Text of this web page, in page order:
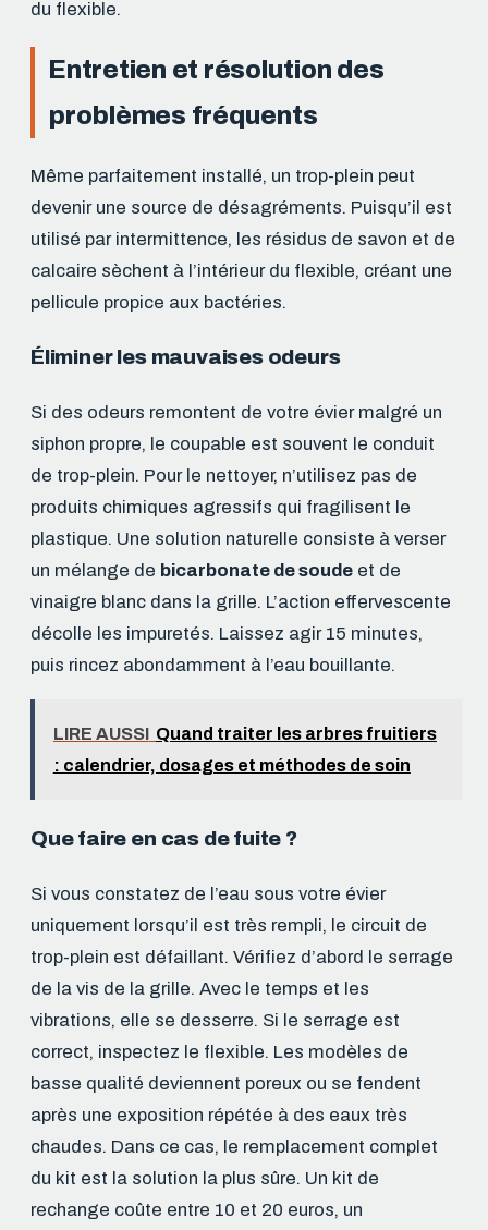
du flexible.
Entretien et résolution des
problèmes fréquents
Même parfaitement installé, un trop-plein peut
devenir une source de désagréments. Puisqu’il est
utilisé par intermittence, les résidus de savon et de
calcaire sèchent à l’intérieur du flexible, créant une
pellicule propice aux bactéries.
Éliminer les mauvaises odeurs
Si des odeurs remontent de votre évier malgré un
siphon propre, le coupable est souvent le conduit
de trop-plein. Pour le nettoyer, n’utilisez pas de
produits chimiques agressifs qui fragilisent le
plastique. Une solution naturelle consiste à verser
un mélange de bicarbonate de soude et de
vinaigre blanc dans la grille. L’action effervescente
décolle les impuretés. Laissez agir 15 minutes,
puis rincez abondamment à l’eau bouillante.
LIRE AUSSI Quand traiter les arbres fruitiers
: calendrier, dosages et méthodes de soin
Que faire en cas de fuite ?
Si vous constatez de l’eau sous votre évier
uniquement lorsqu’il est très rempli, le circuit de
trop-plein est défaillant. Vérifiez d’abord le serrage
de la vis de la grille. Avec le temps et les
vibrations, elle se desserre. Si le serrage est
correct, inspectez le flexible. Les modèles de
basse qualité deviennent poreux ou se fendent
après une exposition répétée à des eaux très
chaudes. Dans ce cas, le remplacement complet
du kit est la solution la plus sûre. Un kit de
rechange coûte entre 10 et 20 euros, un